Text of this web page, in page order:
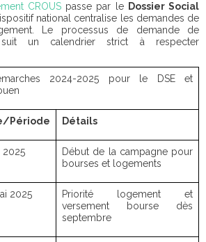
CROUSpasse par le Dossier Social
national centralise les demandes de
Le processus de demande de
suit un calendrier strict à respecter
2024-2025 pour le DSE et
Période Détails
2025
Début de la campagne pour
bourses et logements
2025
Priorité logement et
versement bourse dès
septembre